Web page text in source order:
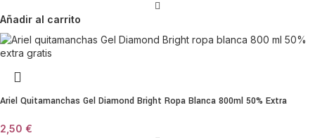
Añadir al carrito
Ariel Quitamanchas Gel Diamond Bright Ropa Blanca 800ml 50% Extra
2,50 €